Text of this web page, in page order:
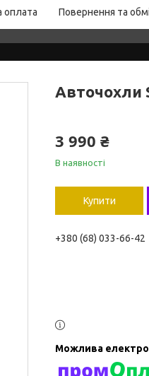
оплата Повернення та
Авточохли
3 990 ₴
В наявності
Купити
+380 (68) 033-66-42